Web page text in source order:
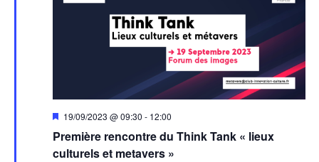
Première rencontre du Think Tank « lieux
culturels et metavers »
Mis
avant
19/09/2023 @ 09:30 - 12:00